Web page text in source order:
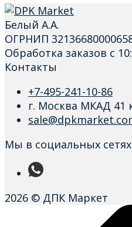
Белый А.А.
ОГРНИП
Обработка заказов с
Контакты
+7-495-241-10-86
г. Москва МКАД 41
Мы в социальных сетях
2026 © ДПК Маркет